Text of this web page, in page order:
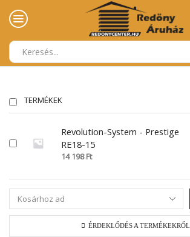
TERMÉKEK
Revolution-System - Prestige
RE18-15
14 198Ft
ÉRDEKLŐDÉS A TERMÉKEKRŐL